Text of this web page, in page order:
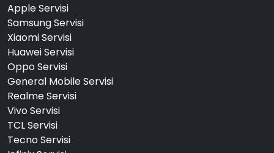
Apple Servisi
Samsung Servisi
Xiaomi Servisi
Huawei Servisi
Oppo Servisi
General Mobile Servisi
Realme Servisi
Vivo Servisi
TCL Servisi
Tecno Servisi